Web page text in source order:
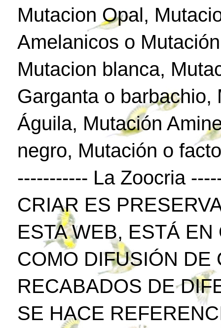
Mutacion Opal,
Amelanicos o
Mutacion blanca,
Garganta o
Águila, Mutación
negro, Mutación o
----------- La Zoocria
CRIAR ES
ESTA WEB, ESTÁ
COMO DIFUSIÓN DE
RECABADOS DE
SE HACE